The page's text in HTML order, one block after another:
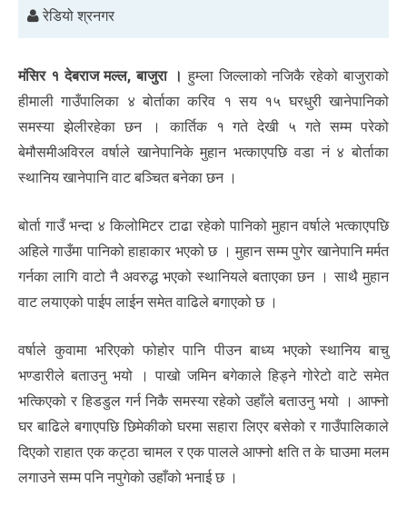
रेडियो श्रनगर
मंसिर १ देबराज मल्ल, बाजुरा । हुम्ला जिल्लाको नजिकै रहेको बाजुराको
हीमाली गाउँपालिका ४ बोर्ताका करिव १ सय १५ घरधुरी खानेपानिको
समस्या झेलीरहेका छन । कार्तिक १ गते देखी ५ गते सम्म परेको
बेमौसमीअविरल वर्षाले खानेपानिके मुहान भत्काएपछि वडा नं ४ बोर्ताका
स्थानिय खानेपानि वाट बञ्चित बनेका छन ।
बोर्ता गाउँ भन्दा ४ किलोमिटर टाढा रहेको पानिको मुहान वर्षाले भत्काएपछि
अहिले गाउँमा पानिको हाहाकार भएको छ । मुहान सम्म पुगेर खानेपानि मर्मत
गर्नका लागि वाटो नै अवरुद्ध भएको स्थानियले बताएका छन । साथै मुहान
वाट लयाएको पाईप लाईन समेत वाढिले बगाएको छ ।
वर्षाले कुवामा भरिएको फोहोर पानि पीउन बाध्य भएको स्थानिय बाचु
भण्डारीले बताउनु भयो । पाखो जमिन बगेकाले हिड्ने गोरेटो वाटे समेत
भत्किएको र हिडडुल गर्न निकै समस्या रहेको उहाँले बताउनु भयो । आफ्नो
घर बाढिले बगाएपछि छिमेकीको घरमा सहारा लिएर बसेको र गाउँपालिकाले
दिएको राहात एक कट्ठा चामल र एक पालले आफ्नो क्षति त के घाउमा मलम
लगाउने सम्म पनि नपुगेको उहाँको भनाई छ ।